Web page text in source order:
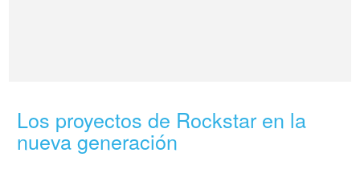
Los proyectos de Rockstar en la
nueva generación